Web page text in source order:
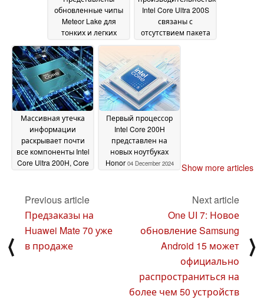
обновленные чипы
Meteor Lake для
тонких и легких
06 January
2025
Intel Core Ultra 200S
связаны с
отсутствием пакета
проблем устранены
23 December 2024
Массивная утечка
информации
раскрывает почти
все компоненты Intel
Core Ultra 200H, Core
преддверии
16 December 2024
Первый процессор
Intel Core 200H
представлен на
новых ноутбуках
Honor 04 December 2024 Show more articles
⟨
Previous article
Предзаказы на
Huawei Mate 70 уже
в продаже
Next article
One UI 7: Новое
обновление Samsung
Android 15 может
официально
распространиться на
более чем 50 устройств
⟩